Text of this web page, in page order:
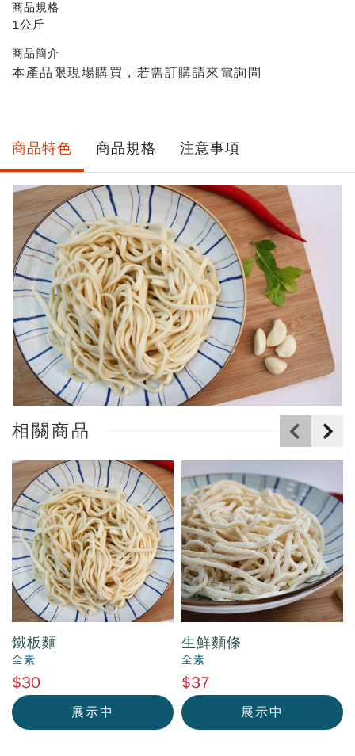
商品規格
1公斤
商品簡介
本產品限現場購買，若需訂購請來電詢問
商品特色 商品規格 注意事項
相關商品
鐵板麵
全素
$30
展示中
生鮮麵條
全素
$37
展示中